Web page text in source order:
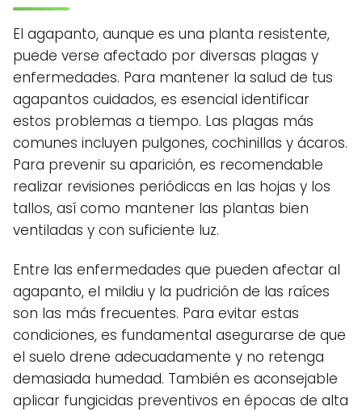
El agapanto, aunque es una planta resistente,
puede verse afectado por diversas plagas y
enfermedades. Para mantener la salud de tus
agapantos cuidados, es esencial identificar
estos problemas a tiempo. Las plagas más
comunes incluyen pulgones, cochinillas y ácaros.
Para prevenir su aparición, es recomendable
realizar revisiones periódicas en las hojas y los
tallos, así como mantener las plantas bien
ventiladas y con suficiente luz.
Entre las enfermedades que pueden afectar al
agapanto, el mildiu y la pudrición de las raíces
son las más frecuentes. Para evitar estas
condiciones, es fundamental asegurarse de que
el suelo drene adecuadamente y no retenga
demasiada humedad. También es aconsejable
aplicar fungicidas preventivos en épocas de alta